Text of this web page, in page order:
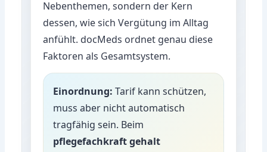
Nebenthemen, sondern der Kern
dessen, wie sich Vergütung im Alltag
anfühlt. docMeds ordnet genau diese
Faktoren als Gesamtsystem.
Einordnung: Tarif kann schützen,
muss aber nicht automatisch
tragfähig sein. Beim
pflegefachkraft gehalt